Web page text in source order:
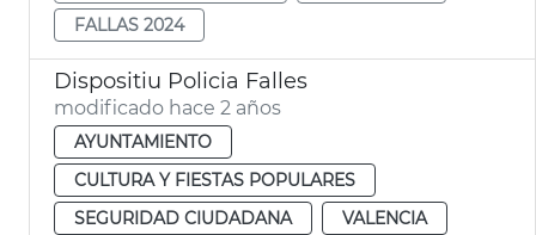
FALLAS 2024
Dispositiu Policia Falles
modificado hace 2 años
AYUNTAMIENTO
CULTURA Y FIESTAS POPULARES
SEGURIDAD CIUDADANA
VALENCIA